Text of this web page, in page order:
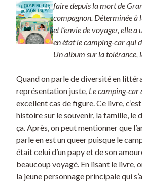
faire depuis la mort de
compagnon. Déterminée à
et l’envie de voyager, elle
en état le camping-car qui
Un album sur la tolérance,
Quand on parle de diversité en
représentation juste, Le camping-car
excellent cas de figure. Ce livre,
histoire sur le souvenir, la famille, le
ça. Après, on peut mentionner que
parle en est un queer puisque le
était celui d’un papy et de son
beaucoup voyagé. En lisant le livre,
la jeune personnage principale qui